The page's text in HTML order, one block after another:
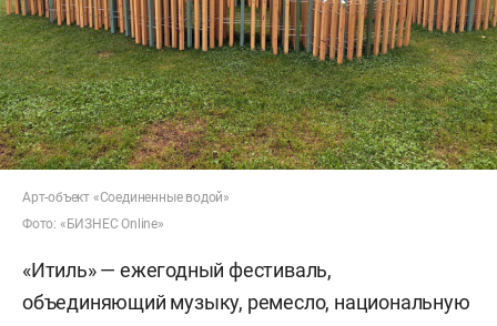
Арт-объект «Соединенные водой»
Фото: «БИЗНЕС Online»
«Итиль» — ежегодный фестиваль,
объединяющий музыку, ремесло, национальную